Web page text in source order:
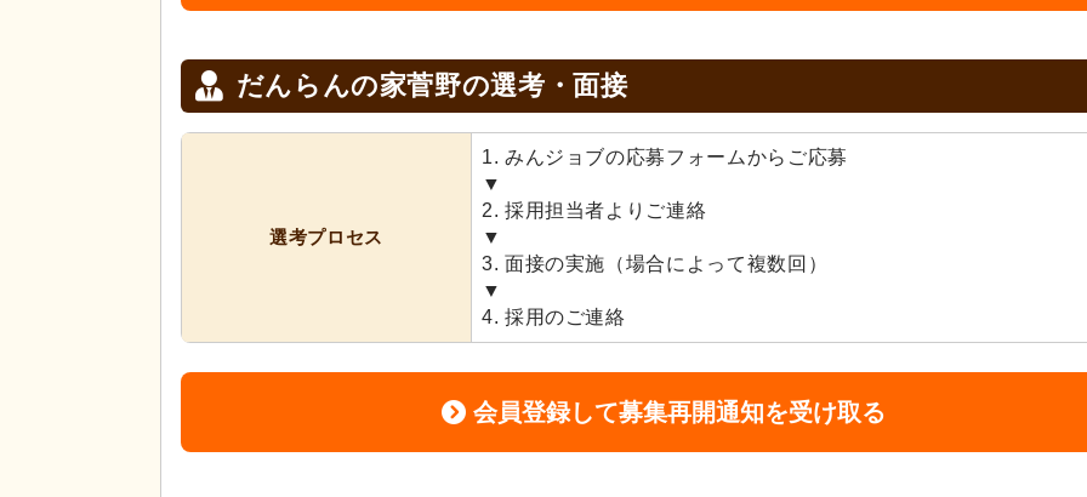
だんらんの家菅野の選考・面接
選考プロセス
1. みんジョブの応募フォームからご応募
▼
2. 採用担当者よりご連絡
▼
3. 面接の実施（場合によって複数回）
▼
4. 採用のご連絡
会員登録して募集再開通知を受け取る